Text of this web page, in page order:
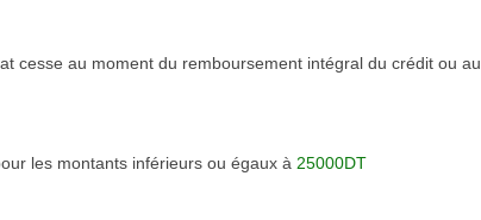
cesse au moment du remboursement intégral du crédit ou au
les montants inférieurs ou égaux à 25000DT